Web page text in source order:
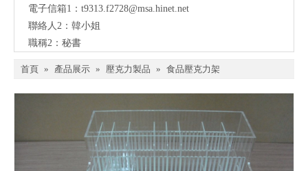
電子信箱1： t9313.f2728@msa.hinet.net
聯絡人2：韓小姐
職稱2：秘書
首頁 » 產品展示 » 壓克力製品 » 食品壓克力架